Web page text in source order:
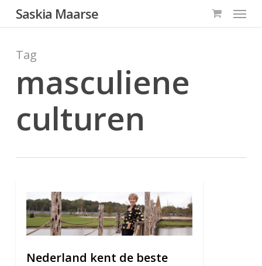
Skip
content
Saskia Maarse Menu
Tag
masculiene
culturen
Nederland kent de beste